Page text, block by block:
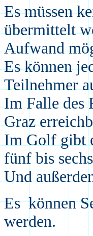
Es müssen
übermittelt
Aufwand
Es können
Teilnehmer
Im Falle des
Graz
Im Golf gibt
fünf bis
Und
Es können
werden.